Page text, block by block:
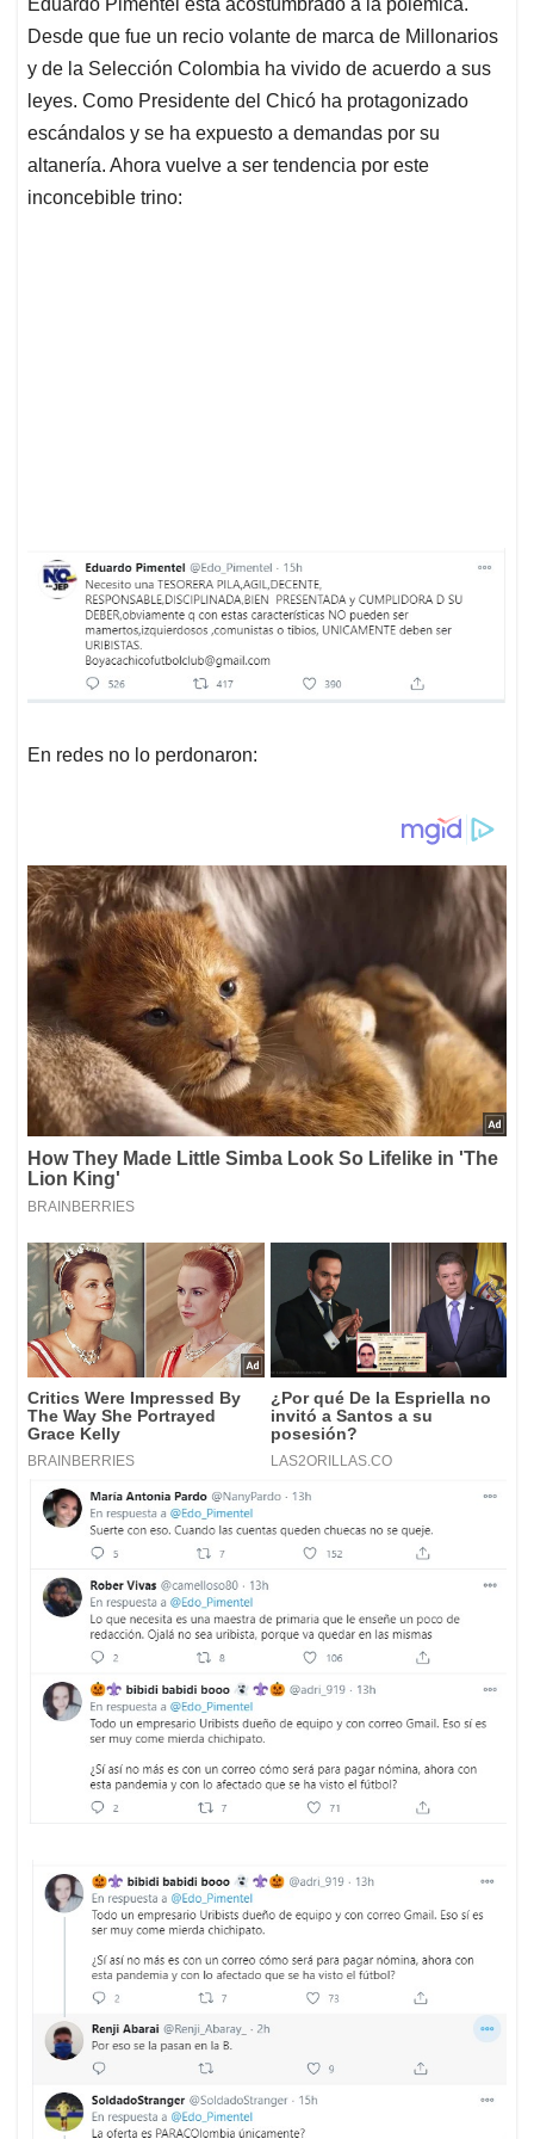
s
A
p
p
b
o
o
k
e
d
I
n
l
a
d
s
Desde que fue un recio volante de marca de Millonarios
y de la Selección Colombia ha vivido de acuerdo a sus
leyes. Como Presidente del Chicó ha protagonizado
escándalos y se ha expuesto a demandas por su
altanería. Ahora vuelve a ser tendencia por este
inconcebible trino:
En redes no lo perdonaron: